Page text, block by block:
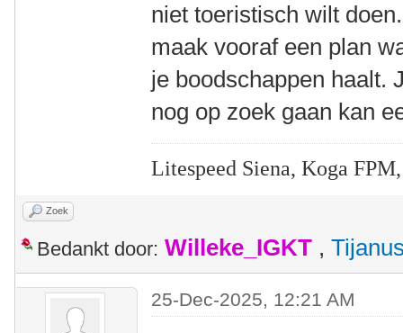
niet toeristisch wilt
maak vooraf een plan
je boodschappen haalt.
nog op zoek gaan kan
Litespeed Siena, Koga
Zoek
Bedankt door: Willeke_IGKT ,
25-Dec-2025, 12:21 AM